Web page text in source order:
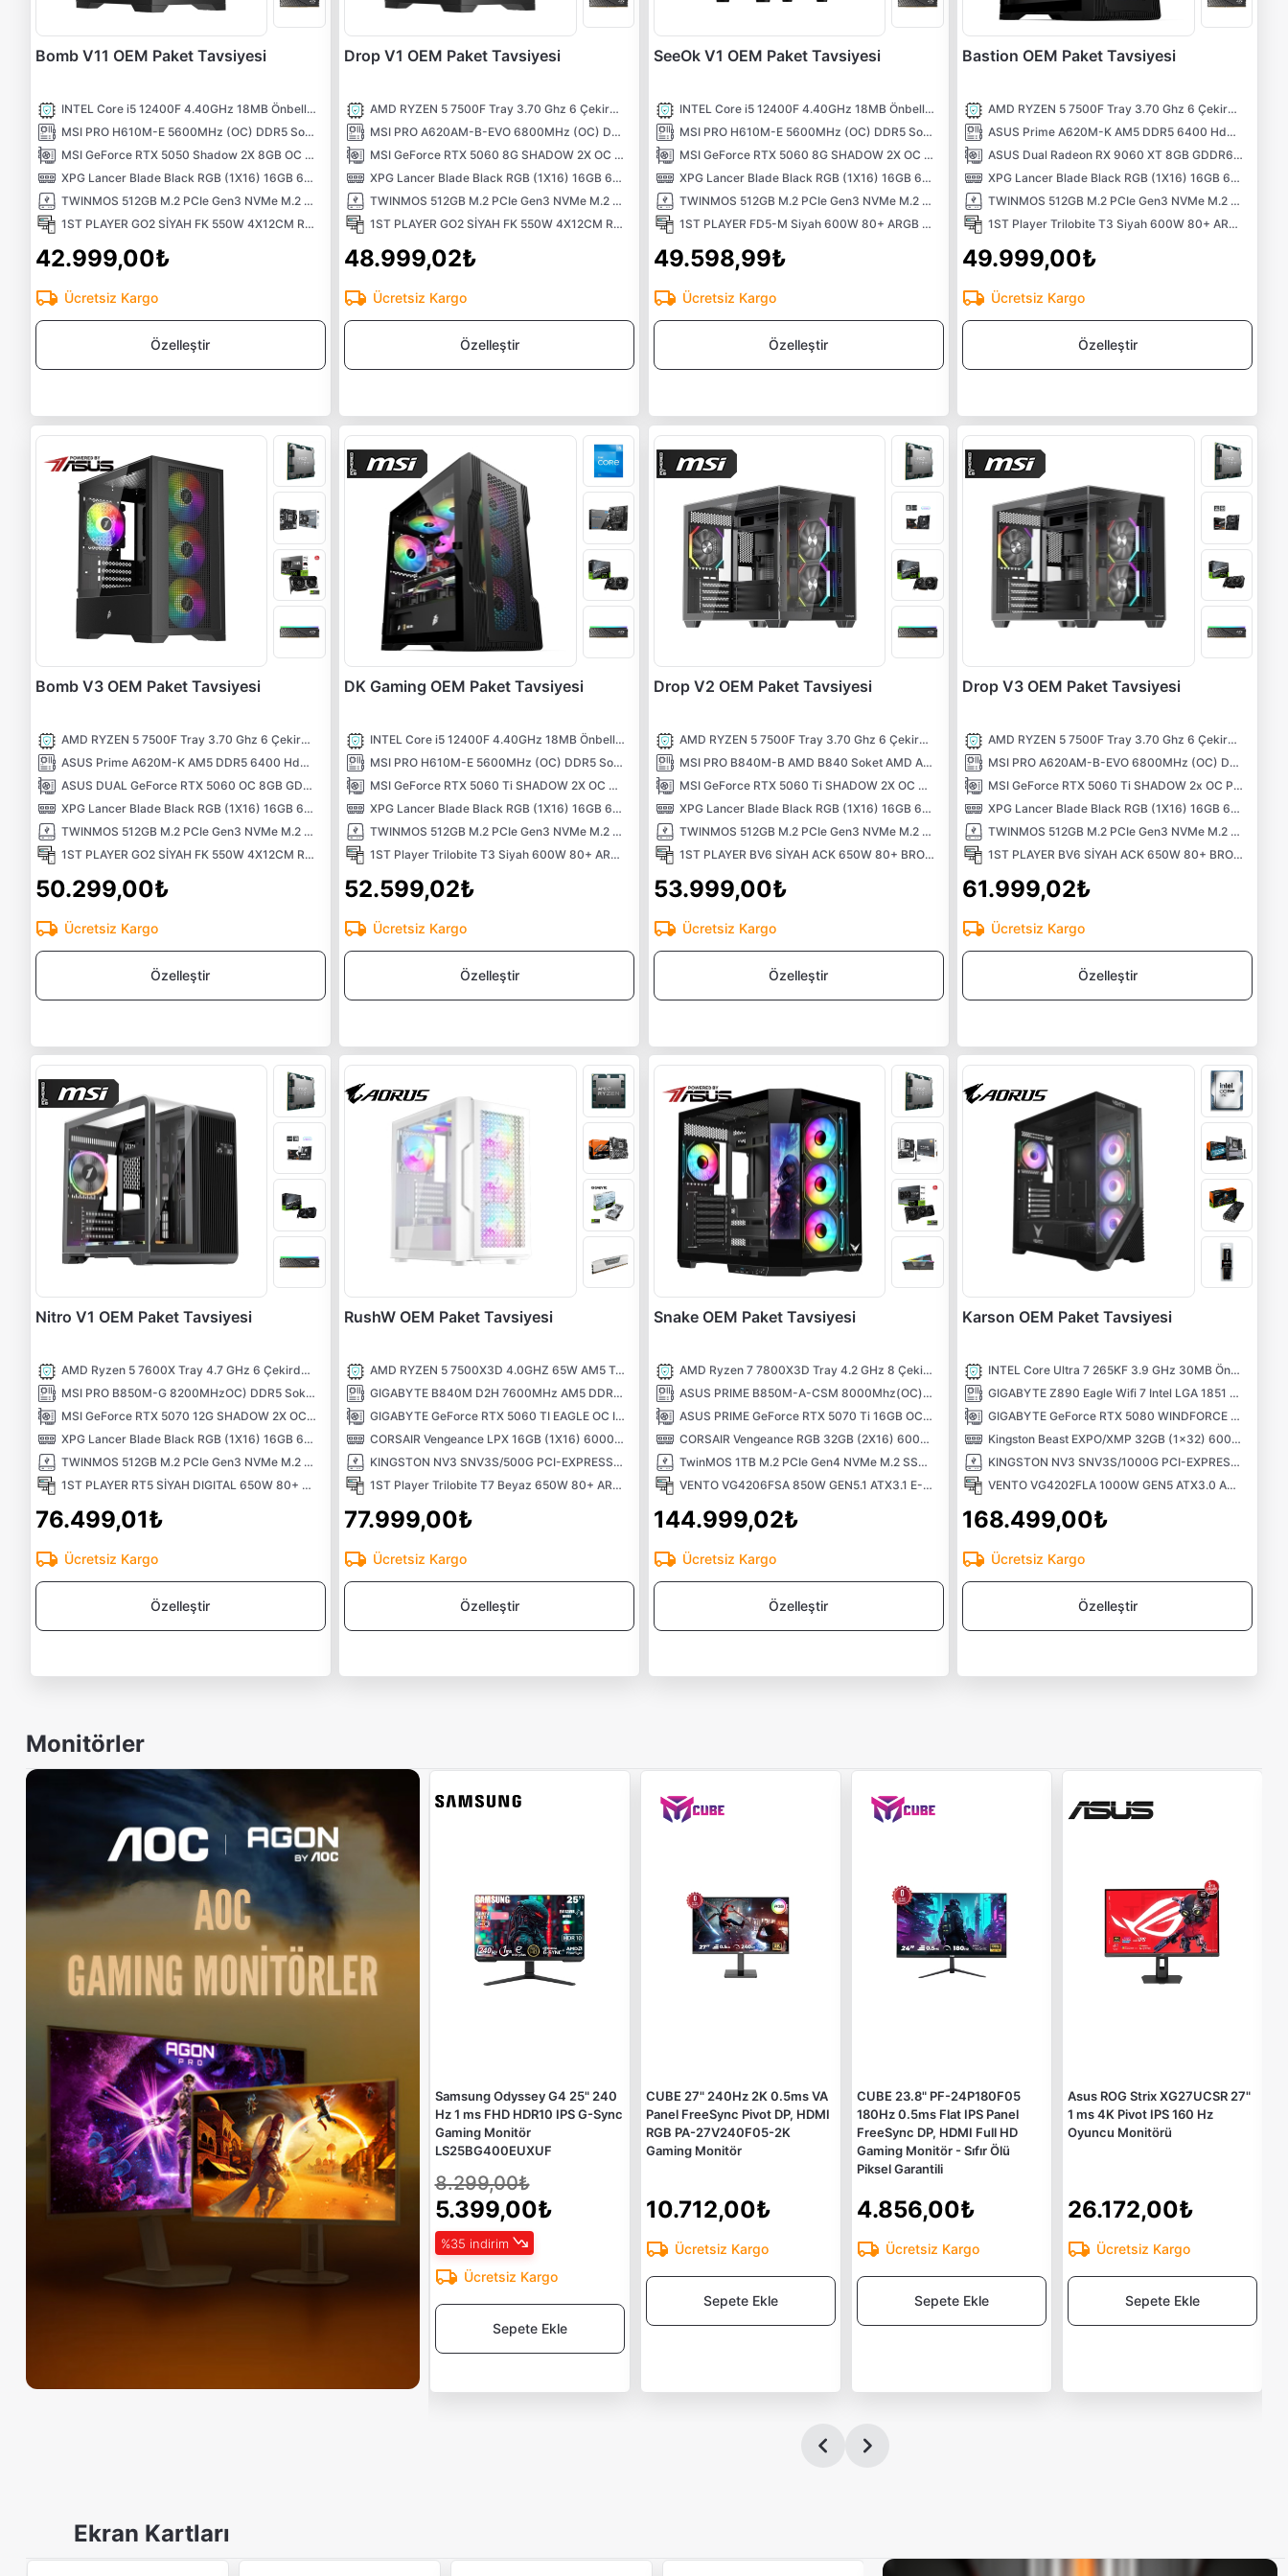
Bomb V11 OEM Paket Tavsiyesi
INTEL Core i5 12400F 4.40GHz 18MB Önbellek 6 Çekirdek LGA1700 10NM İşlemci
MSI PRO H610M-E 5600MHz (OC) DDR5 Soket 1700 M.2 HDMI VGA mATX Anakart
MSI GeForce RTX 5050 Shadow 2X 8GB OC GDDR6 DLSS 4 128 Bit NVIDIA Ekran Kartı
XPG Lancer Blade Black RGB (1X16) 16GB 6000MHz CL48 XMP/EXPO DDR5 Kutusuz Ram
TWINMOS 512GB M.2 PCIe Gen3 NVMe M.2 SSD (3600-3250Mb/s) TLC 3DNAND
1ST PLAYER GO2 SİYAH FK 550W 4X12CM RAINBOW FAN TEMPERLİ CAM USB 3.0 M-ATX KASA
42.999,00₺
Ücretsiz Kargo
Özelleştir
Drop V1 OEM Paket Tavsiyesi
AMD RYZEN 5 7500F Tray 3.70 Ghz 6 Çekirdek 38MB AM5 5NM İşlemci
MSI PRO A620AM-B-EVO 6800MHz (OC) DDR5 Soket AM5 M.2 HDMI mATX Anakart
MSI GeForce RTX 5060 8G SHADOW 2X OC MAX 8GB GDDR7 128 Bit DLSS 4 NVIDIA Ekran Kartı
XPG Lancer Blade Black RGB (1X16) 16GB 6000MHz CL48 XMP/EXPO DDR5 Kutusuz Ram
TWINMOS 512GB M.2 PCIe Gen3 NVMe M.2 SSD (3600-3250Mb/s) TLC 3DNAND
1ST PLAYER GO2 SİYAH FK 550W 4X12CM RAINBOW FAN TEMPERLİ CAM USB 3.0 M-ATX KASA
48.999,02₺
Ücretsiz Kargo
Özelleştir
SeeOk V1 OEM Paket Tavsiyesi
INTEL Core i5 12400F 4.40GHz 18MB Önbellek 6 Çekirdek LGA1700 10NM İşlemci
MSI PRO H610M-E 5600MHz (OC) DDR5 Soket 1700 M.2 HDMI VGA mATX Anakart
MSI GeForce RTX 5060 8G SHADOW 2X OC MAX 8GB GDDR7 128 Bit DLSS 4 NVIDIA Ekran Kartı
XPG Lancer Blade Black RGB (1X16) 16GB 6000MHz CL48 XMP/EXPO DDR5 Kutusuz Ram
TWINMOS 512GB M.2 PCIe Gen3 NVMe M.2 SSD (3600-3250Mb/s) TLC 3DNAND
1ST PLAYER FD5-M Siyah 600W 80+ ARGB 4x12cm Fan Temperli Cam Mesh USB 3.0 mATX Kasa
49.598,99₺
Ücretsiz Kargo
Özelleştir
Bastion OEM Paket Tavsiyesi
AMD RYZEN 5 7500F Tray 3.70 Ghz 6 Çekirdek 38MB AM5 5NM İşlemci
ASUS Prime A620M-K AM5 DDR5 6400 Hdmi Vga M2 USB3.2 Aura RGB mATX Anakart
ASUS Dual Radeon RX 9060 XT 8GB GDDR6 128 Bit Ekran Kartı
XPG Lancer Blade Black RGB (1X16) 16GB 6000MHz CL48 XMP/EXPO DDR5 Kutusuz Ram
TWINMOS 512GB M.2 PCIe Gen3 NVMe M.2 SSD (3600-3250Mb/s) TLC 3DNAND
1ST Player Trilobite T3 Siyah 600W 80+ ARGB 4x12cm Fan Temperli Cam Mesh USB 3.0 mATX Kasa
49.999,00₺
Ücretsiz Kargo
Özelleştir
Bomb V3 OEM Paket Tavsiyesi
AMD RYZEN 5 7500F Tray 3.70 Ghz 6 Çekirdek 38MB AM5 5NM İşlemci
ASUS Prime A620M-K AM5 DDR5 6400 Hdmi Vga M2 USB3.2 Aura RGB mATX Anakart
ASUS DUAL GeForce RTX 5060 OC 8GB GDDR7 128 Bit DLSS 4 NVIDIA Ekran Kartı
XPG Lancer Blade Black RGB (1X16) 16GB 6000MHz CL48 XMP/EXPO DDR5 Kutusuz Ram
TWINMOS 512GB M.2 PCIe Gen3 NVMe M.2 SSD (3600-3250Mb/s) TLC 3DNAND
1ST PLAYER GO2 SİYAH FK 550W 4X12CM RAINBOW FAN TEMPERLİ CAM USB 3.0 M-ATX KASA
50.299,00₺
Ücretsiz Kargo
Özelleştir
DK Gaming OEM Paket Tavsiyesi
INTEL Core i5 12400F 4.40GHz 18MB Önbellek 6 Çekirdek LGA1700 10NM İşlemci
MSI PRO H610M-E 5600MHz (OC) DDR5 Soket 1700 M.2 HDMI VGA mATX Anakart
MSI GeForce RTX 5060 Ti SHADOW 2X OC PLUS 8G 8GB GDDR7 128 Bit DLSS 4 NVIDIA Ekran Kartı
XPG Lancer Blade Black RGB (1X16) 16GB 6000MHz CL48 XMP/EXPO DDR5 Kutusuz Ram
TWINMOS 512GB M.2 PCIe Gen3 NVMe M.2 SSD (3600-3250Mb/s) TLC 3DNAND
1ST Player Trilobite T3 Siyah 600W 80+ ARGB 4x12cm Fan Temperli Cam Mesh USB 3.0 mATX Kasa
52.599,02₺
Ücretsiz Kargo
Özelleştir
Drop V2 OEM Paket Tavsiyesi
AMD RYZEN 5 7500F Tray 3.70 Ghz 6 Çekirdek 38MB AM5 5NM İşlemci
MSI PRO B840M-B AMD B840 Soket AMD AM5 DDR5 8000MHZOC) M.2 Anakart
MSI GeForce RTX 5060 Ti SHADOW 2X OC PLUS 8G 8GB GDDR7 128 Bit DLSS 4 NVIDIA Ekran Kartı
XPG Lancer Blade Black RGB (1X16) 16GB 6000MHz CL48 XMP/EXPO DDR5 Kutusuz Ram
TWINMOS 512GB M.2 PCIe Gen3 NVMe M.2 SSD (3600-3250Mb/s) TLC 3DNAND
1ST PLAYER BV6 SİYAH ACK 650W 80+ BRONZE ARGB 3X12CM FAN PANORAMİK TEMPERLİ CAM USB 3.0 M-ATX KASA
53.999,00₺
Ücretsiz Kargo
Özelleştir
Drop V3 OEM Paket Tavsiyesi
AMD RYZEN 5 7500F Tray 3.70 Ghz 6 Çekirdek 38MB AM5 5NM İşlemci
MSI PRO A620AM-B-EVO 6800MHz (OC) DDR5 Soket AM5 M.2 HDMI mATX Anakart
MSI GeForce RTX 5060 Ti SHADOW 2x OC PLUS 16G 16GB GDDR7 128 Bit DLSS 4 NVIDIA Ekran Kartı
XPG Lancer Blade Black RGB (1X16) 16GB 6000MHz CL48 XMP/EXPO DDR5 Kutusuz Ram
TWINMOS 512GB M.2 PCIe Gen3 NVMe M.2 SSD (3600-3250Mb/s) TLC 3DNAND
1ST PLAYER BV6 SİYAH ACK 650W 80+ BRONZE ARGB 3X12CM FAN PANORAMİK TEMPERLİ CAM USB 3.0 M-ATX KASA
61.999,02₺
Ücretsiz Kargo
Özelleştir
Nitro V1 OEM Paket Tavsiyesi
AMD Ryzen 5 7600X Tray 4.7 GHz 6 Çekirdek 32MB AM5 5nm İşlemci
MSI PRO B850M-G 8200MHzOC) DDR5 Soket AM5 M.2 HDMI DP mATX Anakart
MSI GeForce RTX 5070 12G SHADOW 2X OC GDDR7 12GB 192Bit DLSS 4 NVIDIA Ekran Kartı
XPG Lancer Blade Black RGB (1X16) 16GB 6000MHz CL48 XMP/EXPO DDR5 Kutusuz Ram
TWINMOS 512GB M.2 PCIe Gen3 NVMe M.2 SSD (3600-3250Mb/s) TLC 3DNAND
1ST PLAYER RT5 SİYAH DIGITAL 650W 80+ BRONZE 3X12CM ARGB TEMPERLİ CAM USB 3.0 M-ATX KASA
76.499,01₺
Ücretsiz Kargo
Özelleştir
RushW OEM Paket Tavsiyesi
AMD RYZEN 5 7500X3D 4.0GHZ 65W AM5 Tray İşlemci
GIGABYTE B840M D2H 7600MHz AM5 DDR5 M.2 mATX Anakart
GIGABYTE GeForce RTX 5060 TI EAGLE OC ICE SFF 16GB GDDR7 128 Bit DLSS4 NVIDIA Ekran Kartı
CORSAIR Vengeance LPX 16GB (1X16) 6000MHz CL36 DDR5 EXPO Kutusuz Beyaz Ram
KINGSTON NV3 SNV3S/500G PCI-EXPRESS 4.0 500 GB NVMe M.2 SSD
1ST Player Trilobite T7 Beyaz 650W 80+ ARGB 4x12cm Fan Temperli Cam Mesh USB 3.0 ATX Kasa
77.999,00₺
Ücretsiz Kargo
Özelleştir
Snake OEM Paket Tavsiyesi
AMD Ryzen 7 7800X3D Tray 4.2 GHz 8 Çekirdek 96MB AM5 5nm İşlemci
ASUS PRIME B850M-A-CSM 8000Mhz(OC) M.2 AM5 mATX Anakart
ASUS PRIME GeForce RTX 5070 Ti 16GB OC Edition GDDR7 DLSS 4 256 Bit NVIDIA Ekran Kartı
CORSAIR Vengeance RGB 32GB (2X16) 6000MHz CL38 EXPO/XMP DDR5 Ram
TwinMOS 1TB M.2 PCIe Gen4 NVMe M.2 SSD (5000-4800Mb/s) TLC 3DNAND
VENTO VG4206FSA 850W GEN5.1 ATX3.1 E-ATX Bilgisayar Kasası
144.999,02₺
Ücretsiz Kargo
Özelleştir
Karson OEM Paket Tavsiyesi
INTEL Core Ultra 7 265KF 3.9 GHz 30MB Önbellek 20 Çekirdek LGA 1851 3nm Tray İşlemci
GIGABYTE Z890 Eagle Wifi 7 Intel LGA 1851 DDR5 9200Mhz (OC) 4x M.2 USB3.2 Atx Anakart
GIGABYTE GeForce RTX 5080 WINDFORCE OC SFF 16GB GDDR7 DLSS 4 256 Bit NVIDIA Ekran Kartı
Kingston Beast EXPO/XMP 32GB (1x32) 6000Mhz CL30 DDR5 Ram
KINGSTON NV3 SNV3S/1000G PCI-EXPRESS 4.0 1 TB M.2 SSD
VENTO VG4202FLA 1000W GEN5 ATX3.0 ARGB ATX Bilgisayar Kasası
168.499,00₺
Ücretsiz Kargo
Özelleştir
Monitörler
ASUS ROG Astral GeForce RTX
5080 16GB GDDR7 OC Edition
DLSS 4 256 Bit NVIDIA Ekran
Kartı
Stok Yok
Gelince Haber ver
GIGABYTE GS27Q-X 27"
240Hz(OC) 1ms QHD SS IPS
Gaming Monitör
Stok Yok
Gelince Haber ver
Samsung Odyssey G4 25" 240
Hz 1 ms FHD HDR10 IPS G-Sync
Gaming Monitör
LS25BG400EUXUF
8.299,00₺
5.399,00₺
%35 indirim
Ücretsiz Kargo
Sepete Ekle
CUBE 27" 240Hz 2K 0.5ms VA
Panel FreeSync Pivot DP, HDMI
RGB PA-27V240F05-2K
Gaming Monitör
10.712,00₺
Ücretsiz Kargo
Sepete Ekle
CUBE 23.8" PF-24P180F05
180Hz 0.5ms Flat IPS Panel
FreeSync DP, HDMI Full HD
Gaming Monitör - Sıfır Ölü
Piksel Garantili
4.856,00₺
Ücretsiz Kargo
Sepete Ekle
Asus ROG Strix XG27UCSR 27"
1 ms 4K Pivot IPS 160 Hz
Oyuncu Monitörü
26.172,00₺
Ücretsiz Kargo
Sepete Ekle
Ekran Kartları